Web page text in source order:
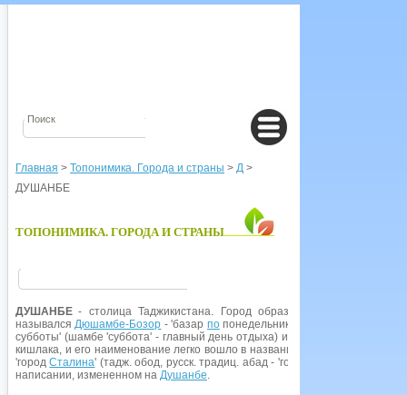
Главная > Топонимика. Города и страны > Д >
ДУШАНБЕ
ТОПОНИМИКА. ГОРОДА И СТРАНЫ
ДУШАНБЕ - столица Таджикистана. Город образован в 1925 г. из
называлсяДюшамбе-Бозор - 'базар попонедельникам', где тадж.
субботы' (шамбе 'суббота' - главный день отдыха) и бозор - 'базар,
кишлака, и его наименование легко вошло в название селения. В 1929
'городСталина' (тадж. обод, русск. традиц. абад - 'город'). В 1961 г.
написании, измененном на Душанбе.